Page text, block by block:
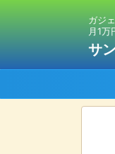
ガジ
月1万
サ